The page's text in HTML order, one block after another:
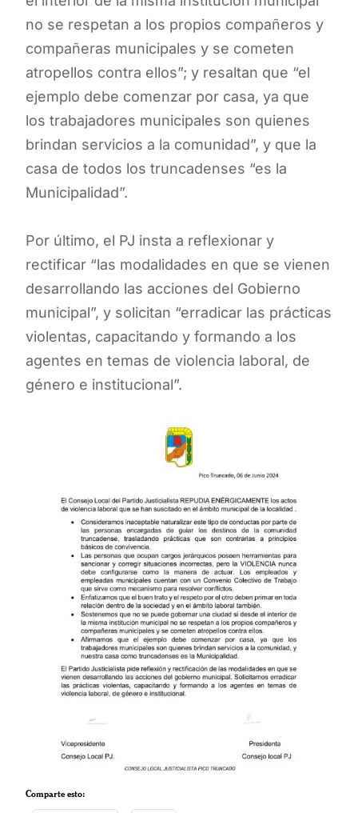
no se respetan a los propios compañeros y
compañeras municipales y se cometen
atropellos contra ellos”; y resaltan que “el
ejemplo debe comenzar por casa, ya que
los trabajadores municipales son quienes
brindan servicios a la comunidad”, y que la
casa de todos los truncadenses “es la
Municipalidad”.
Por último, el PJ insta a reflexionar y
rectificar “las modalidades en que se vienen
desarrollando las acciones del Gobierno
municipal”, y solicitan “erradicar las prácticas
violentas, capacitando y formando a los
agentes en temas de violencia laboral, de
género e institucional”.
Comparte esto: